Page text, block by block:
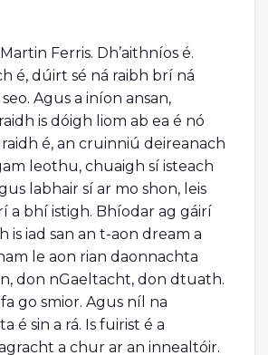
Ferris. Dh’aithníos é.
é, dúirt sé ná raibh brí ná
Agus a iníon ansan,
is dóigh liom ab ea é nó
é, an cruinniú deireanach
leothu, chuaigh sí isteach
labhair sí ar mo shon, leis
a bhí istigh. Bhíodar ag gáirí
is iad san an t-aon dream a
le aon rian daonnachta
don nGaeltacht, don dtuath.
go smior. Agus níl na
é sin a rá. Is fuirist é a
a chur ar an innealtóir.